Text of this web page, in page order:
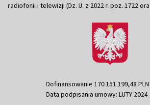
radiofonii i telewizji (Dz. U. z 2022 r. poz. 1722
Dofinansowanie 170 151 199,48 PLN
Data podpisania umowy: LUTY 2024